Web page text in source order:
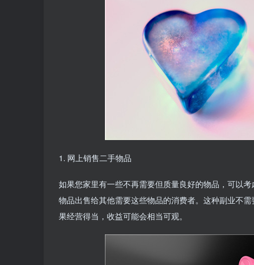
1. 网上销售二手物品
如果您家里有一些不再需要但质量良好的物品，可以
物品出售给其他需要这些物品的消费者。这种副业不
果经营得当，收益可能会相当可观。